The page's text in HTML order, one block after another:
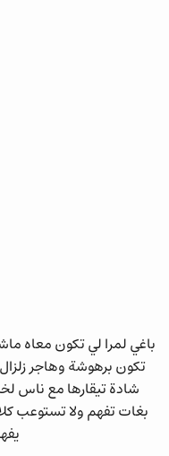
باغي لمرا لي تكون معاه
تكون برهوشة وهاجر
شادة تيقارها مع ناس
بغات تفهم ولا تستوعب